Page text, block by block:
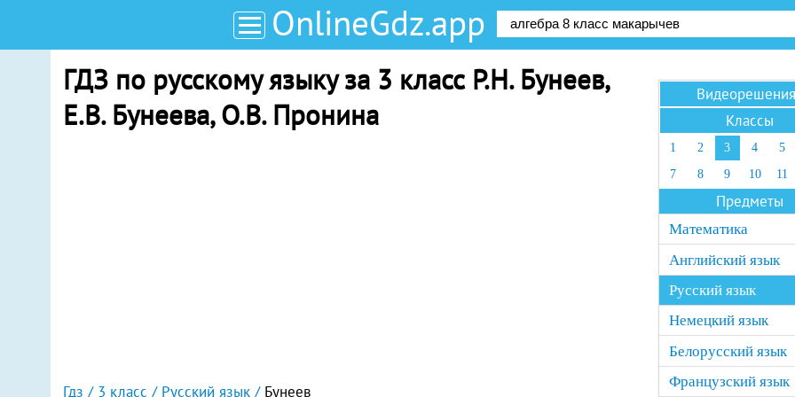
OnlineGdz.app
ГДЗ по русскому языку за 3 класс Р.Н. Бунеев,
Е.В. Бунеева, О.В. Пронина
Гдз 3 класс Русский язык Бунеев
Видеорешения
Классы
1 2 3 4 5
7 8 9 10 11
Предметы
Математика
Английский язык
Русский язык
Немецкий язык
Белорусский язык
Французский язык